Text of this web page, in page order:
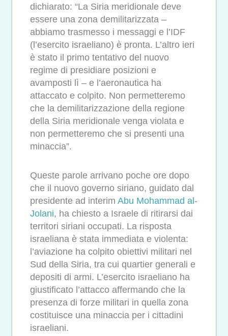
dichiarato: “La Siria meridionale deve
essere una zona demilitarizzata –
abbiamo trasmesso i messaggi e l’IDF
(l’esercito israeliano) è pronta. L’altro ieri
è stato il primo tentativo del nuovo
regime di presidiare posizioni e
avamposti lì – e l’aeronautica ha
attaccato e colpito. Non permetteremo
che la demilitarizzazione della regione
della Siria meridionale venga violata e
non permetteremo che si presenti una
minaccia”.
Queste parole arrivano poche ore dopo
che il nuovo governo siriano, guidato dal
presidente ad interim Abu Mohammad al-
Jolani, ha chiesto a Israele di ritirarsi dai
territori siriani occupati. La risposta
israeliana è stata immediata e violenta:
l’aviazione ha colpito obiettivi militari nel
Sud della Siria, tra cui quartier generali e
depositi di armi. L’esercito israeliano ha
giustificato l’attacco affermando che la
presenza di forze militari in quella zona
costituisce una minaccia per i cittadini
israeliani.